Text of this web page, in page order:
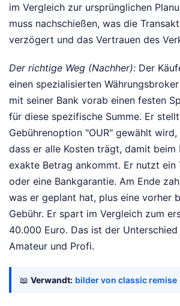
im Vergleich zur ursprünglichen
muss nachschießen, was die
verzögert und das Vertrauen des
Der richtige Weg (Nachher): Der
einen spezialisierten
mit seiner Bank vorab einen festen
für diese spezifische Summe. Er
Gebührenoption "OUR" gewählt
dass er alle Kosten trägt, damit beim
exakte Betrag ankommt. Er nutzt ein
oder eine Bankgarantie. Am Ende
was er geplant hat, plus eine vorher
Gebühr. Er spart im Vergleich zum
40.000 Euro. Das ist der
Amateur und Profi.
📖 Verwandt: bilder von classic remise